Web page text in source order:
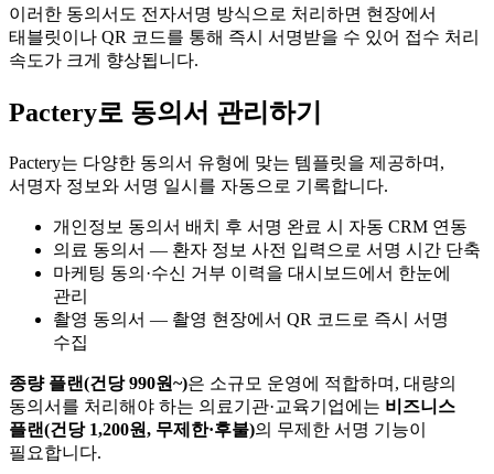
이러한 동의서도 전자서명 방식으로 처리하면 현장에서
태블릿이나 QR 코드를 통해 즉시 서명받을 수 있어 접수 처리
속도가 크게 향상됩니다.
Pactery로 동의서 관리하기
Pactery는 다양한 동의서 유형에 맞는 템플릿을 제공하며,
서명자 정보와 서명 일시를 자동으로 기록합니다.
개인정보 동의서 배치 후 서명 완료 시 자동 CRM 연동
의료 동의서 — 환자 정보 사전 입력으로 서명 시간 단축
마케팅 동의·수신 거부 이력을 대시보드에서 한눈에
관리
촬영 동의서 — 촬영 현장에서 QR 코드로 즉시 서명
수집
종량 플랜(건당 990원~)은 소규모 운영에 적합하며, 대량의
동의서를 처리해야 하는 의료기관·교육기업에는 비즈니스
플랜(건당 1,200원, 무제한·후불)의 무제한 서명 기능이
필요합니다.